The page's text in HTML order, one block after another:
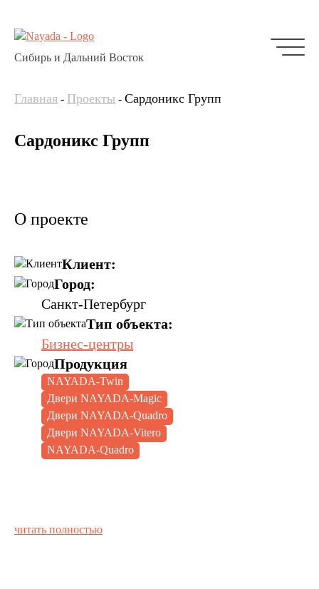
Сибирь и Дальний Восток
Главная - Проекты - Сардоникс Групп
Сардоникс Групп
О проекте
Клиент:
Город:
Санкт-Петербург
Тип объекта:
Бизнес-центры
Продукция
NAYADA-Twin
Двери NAYADA-Magic
Двери NAYADA-Quadro
Двери NAYADA-Vitero
NAYADA-Quadro
читать полностью